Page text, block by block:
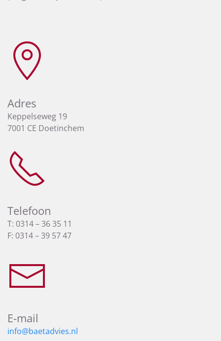
Adres
Keppelseweg 19
7001 CE Doetinchem
Telefoon
T: 0314 – 36 35 11
F: 0314 – 39 57 47
E-mail
info@baetadvies.nl